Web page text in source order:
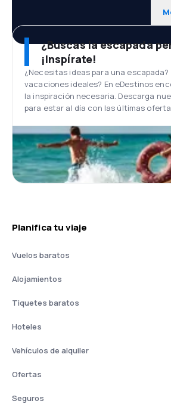
¿Buscas la escapada
¡Inspírate!
¿Necesitas ideas para una escapada?
vacaciones ideales? En eDestinos
la inspiración necesaria. Descarga
para estar al día con las últimas
Planifica tu viaje
Vuelos baratos
Alojamientos
Tiquetes baratos
Hoteles
Vehículos de alquiler
Ofertas
Seguros